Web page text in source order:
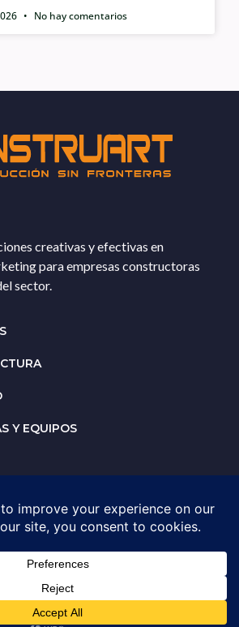
No hay comentarios
creativas y efectivas en
para empresas constructoras
sector.
Y EQUIPOS
un espacio para
tu negocio
UNA ASESORÍA